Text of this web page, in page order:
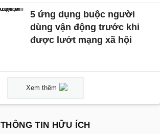
5 ứng dụng buộc người
dùng vận động trước khi
được lướt mạng xã hội
Xem thêm
THÔNG TIN HỮU ÍCH